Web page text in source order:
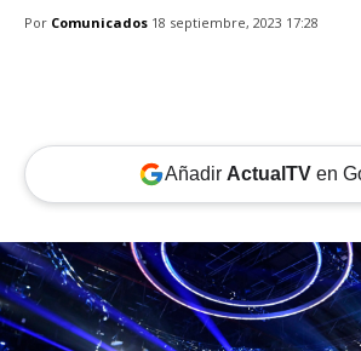
Por Comunicados 18 septiembre, 2023 17:28
Añadir ActualTVen